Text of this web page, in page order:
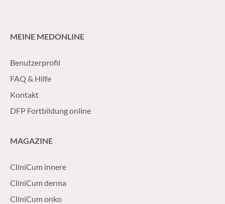
MEINE MEDONLINE
Benutzerprofil
FAQ & Hilfe
Kontakt
DFP Fortbildung online
MAGAZINE
CliniCum innere
CliniCum derma
CliniCum onko